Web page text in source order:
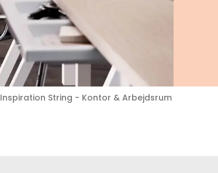
Inspiration String - Kontor & Arbejdsrum